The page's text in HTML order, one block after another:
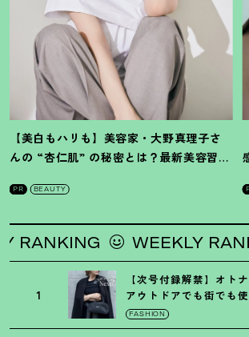
【美白もハリも】美容家・大野真理子さ
んの “杏仁肌” の秘密とは ？ 最新美容習慣
PR BEAUTY
WEEKLY RANKING
1
【次号付録解禁】オト
アウトドアでも街でも
トの黒ショルダー
FASHION